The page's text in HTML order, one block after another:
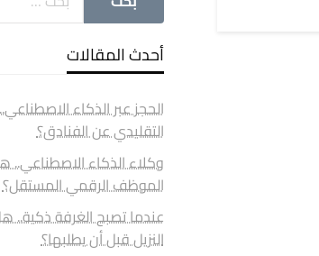
أحدث المقالات
الحجز عبر الذكاء
التقليدي عن الفنادق؟
وكلاء الذكاء الاصطناعي..
الموظف الرقمي المستقل؟
عندما تصبح الغرفة ذكية..
النزيل قبل أن يطلبها؟